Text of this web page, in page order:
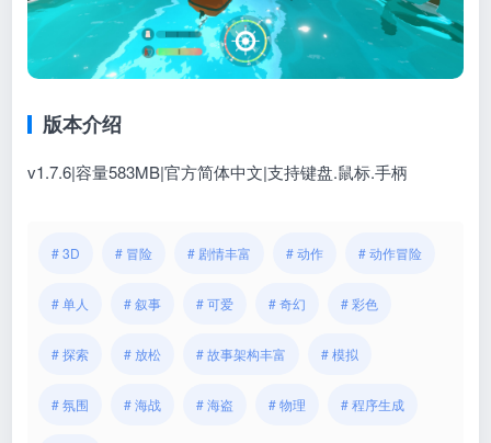
版本介绍
v1.7.6|容量583MB|官方简体中文|支持键盘.鼠标.手柄
# 3D # 冒险 # 剧情丰富 # 动作 # 动作冒险
# 单人 # 叙事 # 可爱 # 奇幻 # 彩色
# 探索 # 放松 # 故事架构丰富 # 模拟
# 氛围 # 海战 # 海盗 # 物理 # 程序生成